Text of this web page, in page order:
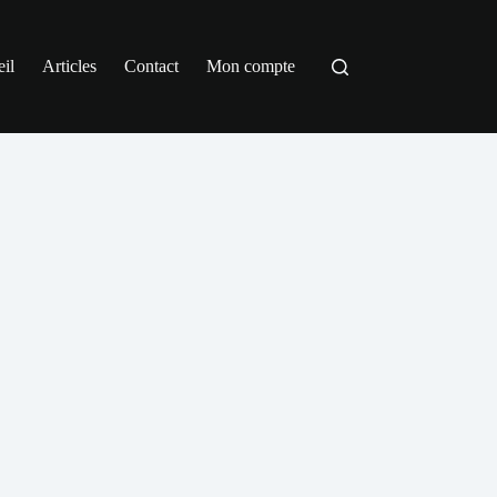
Articles Contact Mon compte